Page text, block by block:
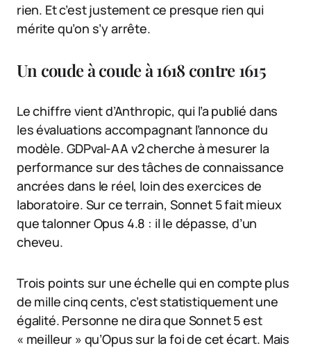
rien. Et c’est justement ce presque rien qui
mérite qu’on s’y arrête.
Un coude à coude à 1618 contre 1615
Le chiffre vient d’Anthropic, qui l’a publié dans
les évaluations accompagnant l’annonce du
modèle. GDPval-AA v2 cherche à mesurer la
performance sur des tâches de connaissance
ancrées dans le réel, loin des exercices de
laboratoire. Sur ce terrain, Sonnet 5 fait mieux
que talonner Opus 4.8 : il le dépasse, d’un
cheveu.
Trois points sur une échelle qui en compte plus
de mille cinq cents, c’est statistiquement une
égalité. Personne ne dira que Sonnet 5 est
« meilleur » qu’Opus sur la foi de cet écart. Mais